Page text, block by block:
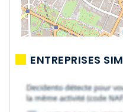
ENTREPRISES